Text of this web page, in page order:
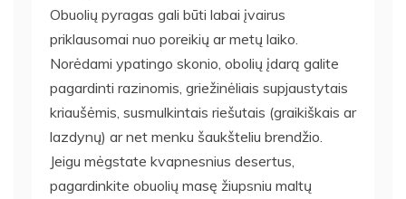
Obuolių pyragas gali būti labai įvairus
priklausomai nuo poreikių ar metų laiko.
Norėdami ypatingo skonio, obolių įdarą galite
pagardinti razinomis, griežinėliais supjaustytais
kriaušėmis, susmulkintais riešutais (graikiškais ar
lazdynų) ar net menku šaukšteliu brendžio.
Jeigu mėgstate kvapnesnius desertus,
pagardinkite obuolių masę žiupsniu maltų